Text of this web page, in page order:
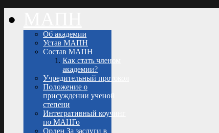
Об академии
Устав МАПН
Состав МАПН
Как стать членом
академии?
Учредительный протокол
Положение о
присуждении ученой
степени
Интегративный коучинг
по МАНГо
Орден За заслуги в